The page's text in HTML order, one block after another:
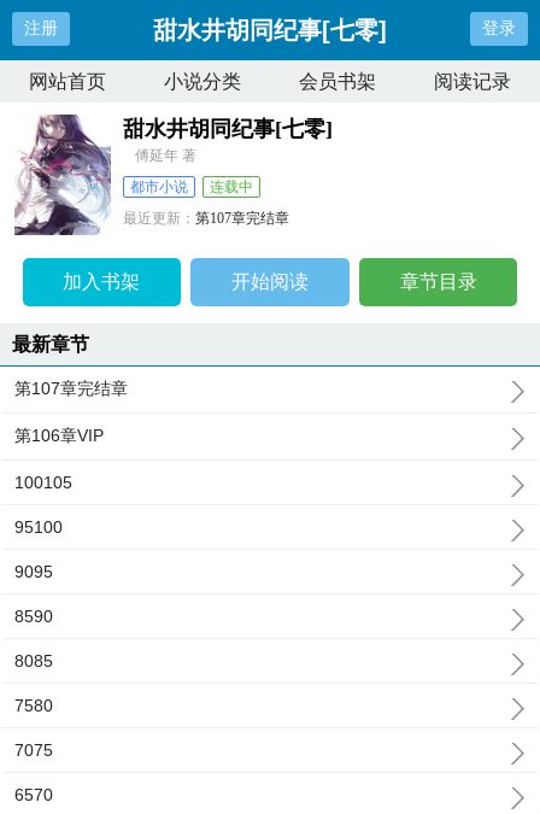
注册 甜水井胡同纪事[七零] 登录
网站首页 小说分类 会员书架 阅读记录
甜水井胡同纪事[七零]
傅延年 著
都市小说
连载中
最近更新：第107章完结章
加入书架 开始阅读 章节目录
最新章节
第107章完结章
第106章VIP
100105
95100
9095
8590
8085
7580
7075
6570